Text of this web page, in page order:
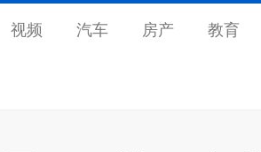
视频 汽车 房产 教育